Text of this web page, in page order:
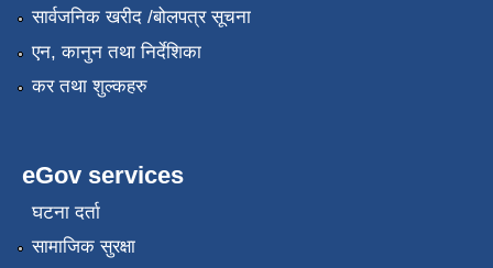
सार्वजनिक खरीद /बोलपत्र सूचना
एन, कानुन तथा निर्देशिका
कर तथा शुल्कहरु
eGov services
घटना दर्ता
सामाजिक सुरक्षा